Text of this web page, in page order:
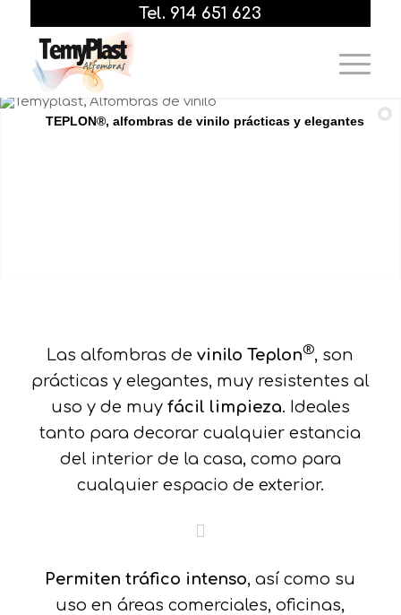
Tel. 914 651 623
TEPLON®, alfombras de vinilo prácticas y elegantes
Las alfombras devinilo Teplon®, son
prácticas y elegantes, muy resistentes al
uso y de muy fácil limpieza. Ideales
tanto para decorar cualquier estancia
del interior de la casa, como para
cualquier espacio de exterior.
Permiten tráfico intenso, así como su
uso en áreas comerciales, oficinas,